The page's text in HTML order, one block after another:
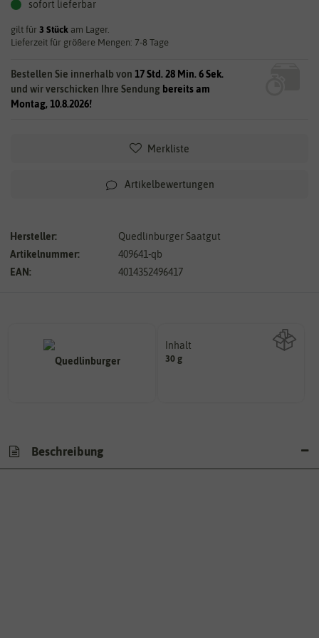
sofort lieferbar
gilt für 3 Stück am Lager.
Lieferzeit für größere Mengen: 7-8 Tage
Bestellen Sie innerhalb von 17 Std. 28 Min. 6 Sek.
und wir verschicken Ihre Sendung bereits am
Montag, 10.8.2026!
Merkliste
Artikelbewertungen
Hersteller:
Quedlinburger Saatgut
Artikelnummer:
409641-qb
EAN:
4014352496417
Inhalt
30 g
Beschreibung